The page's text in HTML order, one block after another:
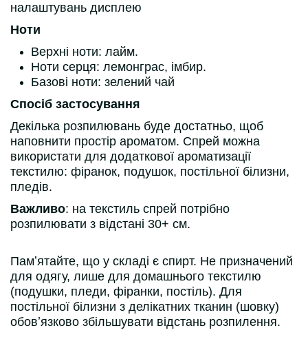
налаштувань дисплею
Ноти
Верхні ноти: лайм.
Ноти серця: лемонграс, імбир.
Базові ноти: зелений чай
Спосіб застосування
Декілька розпилювань буде достатньо, щоб
наповнити простір ароматом. Спрей можна
використати для додаткової ароматизації
текстилю: фіранок, подушок, постільної білизни,
пледів.
Важливо: на текстиль спрей потрібно
розпилювати з відстані 30+ см.
Памʼятайте, що у складі є спирт. Не призначений
для одягу, лише для домашнього текстилю
(подушки, пледи, фіранки, постіль). Для
постільної білизни з делікатних тканин (шовку)
обовʼязково збільшувати відстань розпилення.